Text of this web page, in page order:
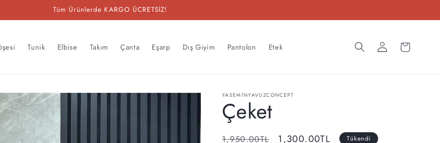
Tüm Ürünlerde KARGO ÜCRETSİZ!
Tunik Elbise Takım Çanta Eşarp Dış Giyim Pantolon Etek
Oturum
Sepet
YASEMINYAVUZCONCEPT
Çeket
Normal
1,950.00TL
İndirimli
1,300.00TL
Tükendi